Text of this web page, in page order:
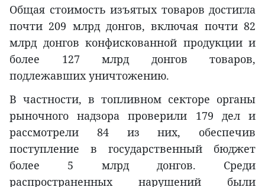
Общая стоимость изъятых товаров достигла
почти 209 млрд донгов, включая почти 82
млрд донгов конфискованной продукции и
более 127 млрд донгов товаров,
подлежавших уничтожению.
В частности, в топливном секторе органы
рыночного надзора проверили 179 дел и
рассмотрели 84 из них, обеспечив
поступление в государственный бюджет
более 5 млрд донгов. Среди
распространенных нарушений были